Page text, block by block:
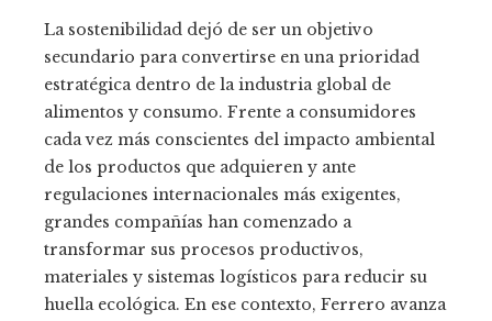
La sostenibilidad dejó de ser un objetivo
secundario para convertirse en una prioridad
estratégica dentro de la industria global de
alimentos y consumo. Frente a consumidores
cada vez más conscientes del impacto ambiental
de los productos que adquieren y ante
regulaciones internacionales más exigentes,
grandes compañías han comenzado a
transformar sus procesos productivos,
materiales y sistemas logísticos para reducir su
huella ecológica. En ese contexto, Ferrero avanza